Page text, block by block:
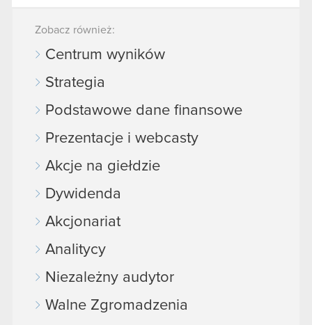
Zobacz również:
Centrum wyników
Strategia
Podstawowe dane finansowe
Prezentacje i webcasty
Akcje na giełdzie
Dywidenda
Akcjonariat
Analitycy
Niezależny audytor
Walne Zgromadzenia